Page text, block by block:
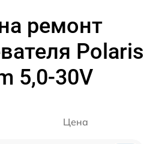
ремонт
Polaris
5,0-30V
Цена